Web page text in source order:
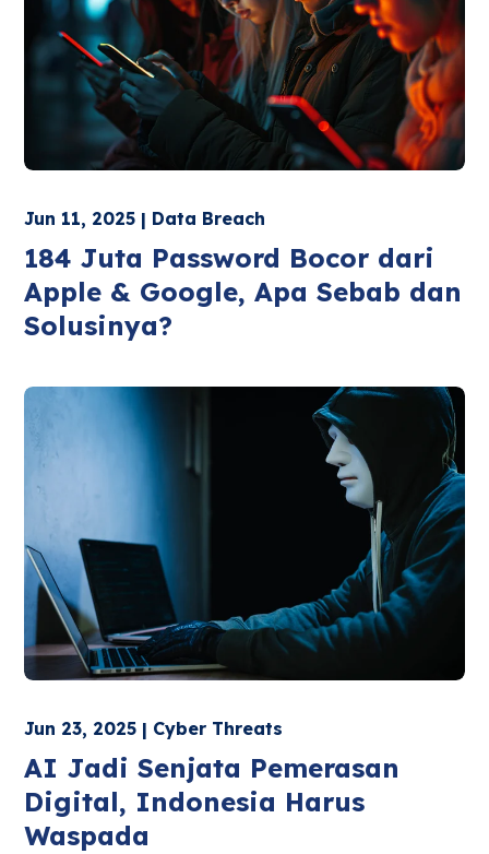
Jun 11, 2025 | Data Breach
184 Juta Password Bocor dari
Apple & Google, Apa Sebab dan
Solusinya?
Jun 23, 2025 | Cyber Threats
AI Jadi Senjata Pemerasan
Digital, Indonesia Harus
Waspada